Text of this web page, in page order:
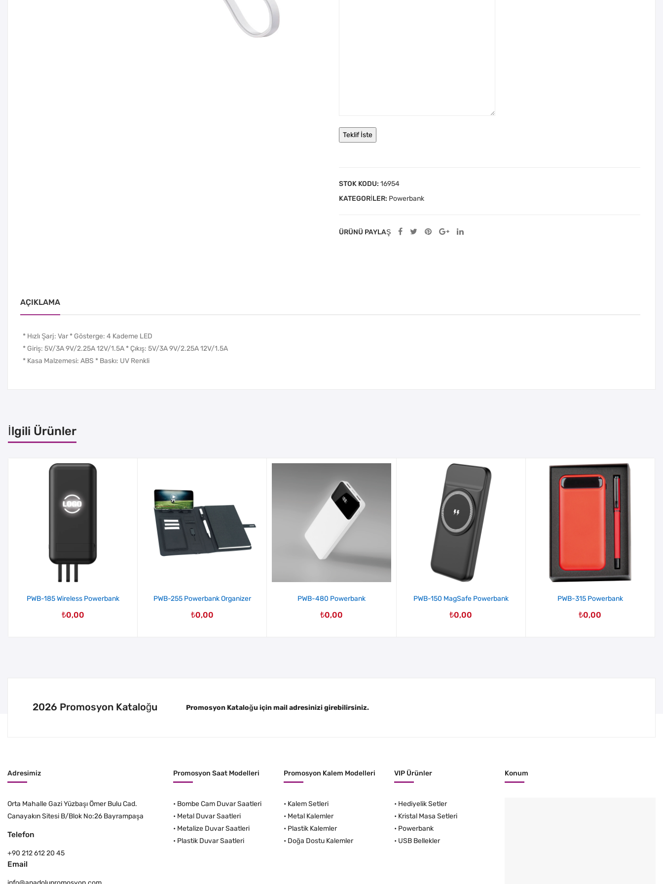
STOK KODU: 16954
KATEGORILER: Powerbank
ÜRÜNÜ PAYLAŞ
AÇIKLAMA
* Hızlı Şarj: Var * Gösterge: 4 Kademe LED
* Giriş: 5V/3A 9V/2.25A 12V/1.5A * Çıkış: 5V/3A 9V/2.25A 12V/1.5A
* Kasa Malzemesi: ABS * Baskı: UV Renkli
İlgili Ürünler
PWB-185 Wireless Powerbank
₺0,00
PWB-255 Powerbank Organizer
₺0,00
PWB-480 Powerbank
₺0,00
PWB-150 MagSafe Powerbank
₺0,00
PWB-315 Powerbank
₺0,00
2026 Promosyon Kataloğu Promosyon Kataloğu için mail adresinizi girebilirsiniz.
Adresimiz
Orta Mahalle Gazi Yüzbaşı Ömer Bulu Cad.
Canayakın Sitesi B/Blok No:26 Bayrampaşa
Telefon
+90 212 612 20 45
Email
Promosyon Saat Modelleri
• Bombe Cam Duvar Saatleri
• Metal Duvar Saatleri
• Metalize Duvar Saatleri
• Plastik Duvar Saatleri
Promosyon Kalem Modelleri
• Kalem Setleri
• Metal Kalemler
• Plastik Kalemler
• Doğa Dostu Kalemler
VIP Ürünler
• Hediyelik Setler
• Kristal Masa Setleri
• Powerbank
• USB Bellekler
Konum